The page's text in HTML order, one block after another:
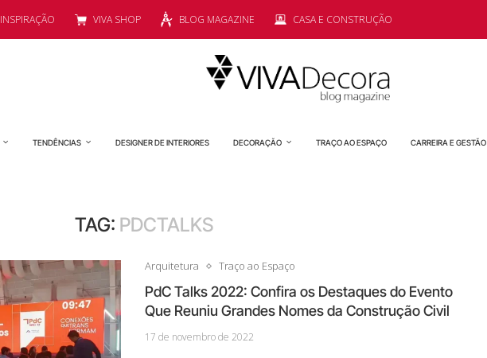
INSPIRAÇÃO VIVA SHOP BLOG MAGAZINE CASA E CONSTRUÇÃO
TENDÊNCIAS DESIGNER DE INTERIORES DECORAÇÃO TRAÇO AO ESPAÇO CARREIRA E GESTÃO
TAG: PDCTALKS
Arquitetura Traço ao Espaço
PdC Talks 2022: Confira os Destaques do Evento
Que Reuniu Grandes Nomes da Construção Civil
17 de novembro de 2022